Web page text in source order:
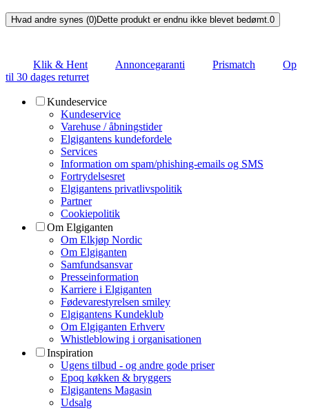
Hvad andre synes (0)Dette produkt er endnu ikke blevet bedømt.0
Klik & Hent Annoncegaranti Prismatch
Op
til 30 dages returret
Kundeservice
Kundeservice
Varehuse / åbningstider
Elgigantens kundefordele
Services
Information om spam/phishing-emails og SMS
Fortrydelsesret
Elgigantens privatlivspolitik
Partner
Cookiepolitik
Om Elgiganten
Om Elkjøp Nordic
Om Elgiganten
Samfundsansvar
Presseinformation
Karriere i Elgiganten
Fødevarestyrelsen smiley
Elgigantens Kundeklub
Om Elgiganten Erhverv
Whistleblowing i organisationen
Inspiration
Ugens tilbud - og andre gode priser
Epoq køkken & bryggers
Elgigantens Magasin
Udsalg